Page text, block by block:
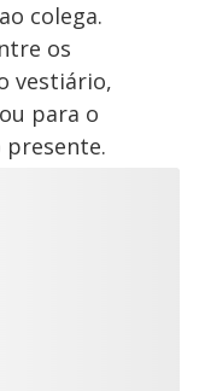
colega.
os
vestiário,
para o
presente.